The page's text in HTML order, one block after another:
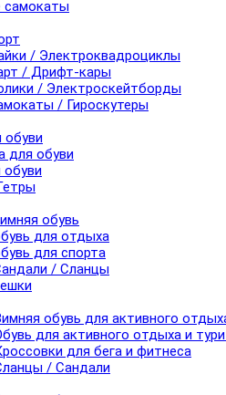
/ Электроквадроциклы
/ Дрифт-кары
/ Электроскейтборды
/ Гироскутеры
обуви
для обуви
обувь
для отдыха
для спорта
/ Сланцы
обувь для активного
для активного отдыха и
для бега и фитнеса
/ Сандали